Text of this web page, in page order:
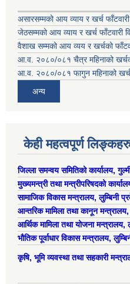
असारसम्मको आय व्याय र खर्च
जेठसम्मको आय व्याय र खर्च फाँटवारी
वैशाख सम्मको आय व्यय र खर्चको
आ.व. २०८०/०८१ चैत्र महिनाको
आ.व. २०८०/०८१ फागुन महिनाको
अन्य
केही महत्वपूर्ण
जिल्ला समन्वय समितिको कार्यालय,
मुख्यमन्त्री तथा मन्त्रीपरिषदको
सामाजिक विकास मन्त्रालय, लुम्बिनी
आन्तरिक मामिला तथा कानून
आर्थिक मामिला तथा योजना मन्त्रालय,
भौतिक पूर्वाधार विकास मन्त्रालय,
कृषि, भूमि व्यवस्था तथा सहकारी